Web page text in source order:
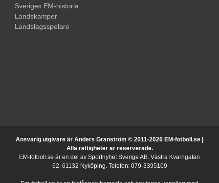
Sveriges EM-historia
Landskamper
Landslagsspelare
Ansvarig utgivare är Anders Granström © 2011-2026 EM-fotboll.se |
Alla rättigheter är reserverade.
EM-fotboll.se är en del av Sportnyhet Sverige AB. Västra Kvarngatan
62, 61132 Nyköping. Telefon: 079-3395109